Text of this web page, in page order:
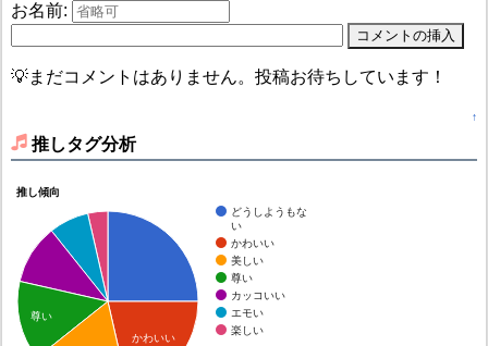
お名前:
💡まだコメントはありません。投稿お待ちしています！
↑
推しタグ分析
推し傾向
どうしようもな
い
かわいい
美しい
尊い
カッコいい
エモい
楽しい
かわいい
尊い